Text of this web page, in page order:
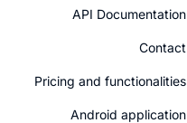
API Documentation
Contact
Pricing and functionalities
Android application